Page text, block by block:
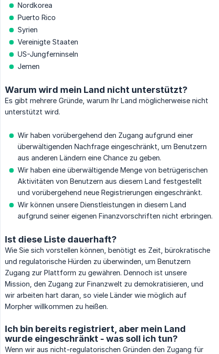
Nordkorea
Puerto Rico
Syrien
Vereinigte Staaten
US-Jungferninseln
Jemen
Warum wird mein Land nicht unterstützt?
Es gibt mehrere Gründe, warum Ihr Land möglicherweise nicht
unterstützt wird.
Wir haben vorübergehend den Zugang aufgrund einer
überwältigenden Nachfrage eingeschränkt, um Benutzern
aus anderen Ländern eine Chance zu geben.
Wir haben eine überwältigende Menge von betrügerischen
Aktivitäten von Benutzern aus diesem Land festgestellt
und vorübergehend neue Registrierungen eingeschränkt.
Wir können unsere Dienstleistungen in diesem Land
aufgrund seiner eigenen Finanzvorschriften nicht erbringen.
Ist diese Liste dauerhaft?
Wie Sie sich vorstellen können, benötigt es Zeit, bürokratische
und regulatorische Hürden zu überwinden, um Benutzern
Zugang zur Plattform zu gewähren. Dennoch ist unsere
Mission, den Zugang zur Finanzwelt zu demokratisieren, und
wir arbeiten hart daran, so viele Länder wie möglich auf
Morpher willkommen zu heißen.
Ich bin bereits registriert, aber mein Land
wurde eingeschränkt - was soll ich tun?
Wenn wir aus nicht-regulatorischen Gründen den Zugang für